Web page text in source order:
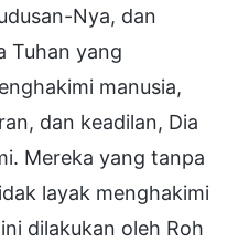
Nya, dan
Tuhan yang
manusia,
dan keadilan, Dia
Mereka yang tanpa
layak menghakimi
dilakukan oleh Roh